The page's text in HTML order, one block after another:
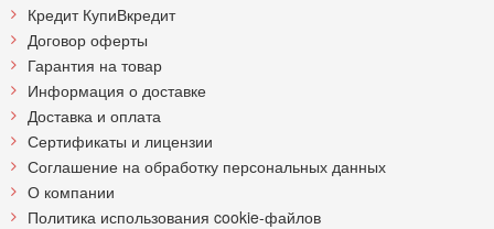
Кредит КупиВкредит
Договор оферты
Гарантия на товар
Информация о доставке
Доставка и оплата
Сертификаты и лицензии
Соглашение на обработку персональных данных
О компании
Политика использования cookie-файлов